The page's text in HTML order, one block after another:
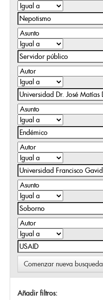
Comenzar nueva busqueda
Añadir filtros: